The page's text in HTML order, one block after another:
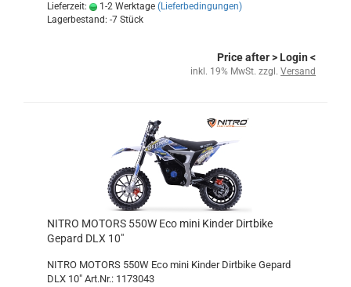
Lieferzeit: 1-2 Werktage (Lieferbedingungen)
Lagerbestand: -7 Stück
Price after> Login <
inkl. 19% MwSt. zzgl. Versand
NITRO MOTORS 550W Eco mini Kinder Dirtbike
Gepard DLX 10"
NITRO MOTORS 550W Eco mini Kinder Dirtbike Gepard
DLX 10" Art.Nr.: 1173043